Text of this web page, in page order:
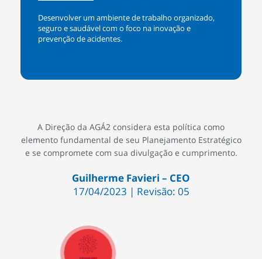
Desenvolver um ambiente de trabalho organizado,
seguro e saudável com o foco na inovação e
prevenção de acidentes.
A Direção da AGÁ2 considera esta política como
elemento fundamental de seu Planejamento Estratégico
e se compromete com sua divulgação e cumprimento.
Guilherme Favieri – CEO
17/04/2023 | Revisão: 05